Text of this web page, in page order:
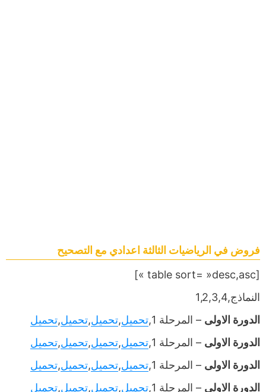
فروض في الرياضيات الثالثة اعدادي مع التصحيح
[table sort= »desc,asc »]
النماذج,1,2,3,4
الدورة الاولى – المرحلة 1, تحميل,تحميل,تحميل,تحميل
الدورة الاولى – المرحلة 1, تحميل,تحميل,تحميل,تحميل
الدورة الاولى – المرحلة 1, تحميل,تحميل,تحميل,تحميل
الدورة الاولى – المرحلة 1, تحميل,تحميل,تحميل,تحميل